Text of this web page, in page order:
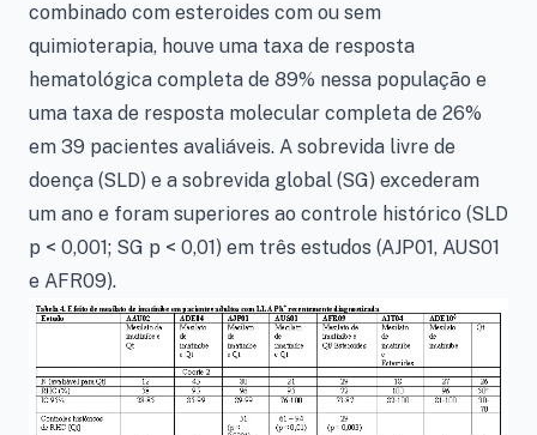
combinado com esteroides com ou sem
quimioterapia, houve uma taxa de resposta
hematológica completa de 89% nessa população e
uma taxa de resposta molecular completa de 26%
em 39 pacientes avaliáveis. A sobrevida livre de
doença (SLD) e a sobrevida global (SG) excederam
um ano e foram superiores ao controle histórico (SLD
p < 0,001; SG p < 0,01) em três estudos (AJP01, AUS01
e AFR09).